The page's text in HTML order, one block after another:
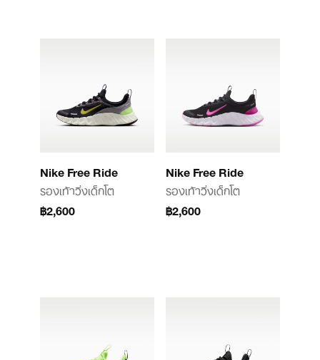
Nike Free Ride
รองเท้าวิ่งเด็กโต
฿2,600
Nike Free Ride
รองเท้าวิ่งเด็กโต
฿2,600